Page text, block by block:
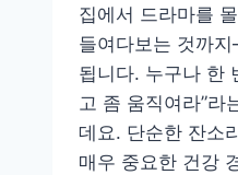
집에서 드라마를
들여다보는 것까지
됩니다. 누구나 한
고 좀 움직여라”라
데요. 단순한 잔소
매우 중요한 건강